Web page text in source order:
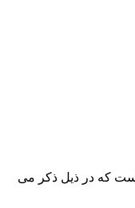
که در ذیل ذکر می